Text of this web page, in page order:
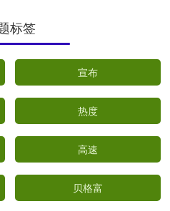
标签
宣布
热度
高速
贝格富